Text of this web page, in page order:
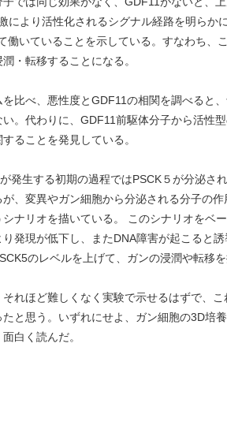
により活性化されるシグナル経路を明らか
働いていることを示している。すなわち、
・転移することになる。
比べ、悪性度とGDF11の相関を調べると
。代わりに、GDF11前駆体分子から活性
ることを発見している。
発生する初期の過程ではPSCK５が分泌さ
、変異やガン細胞から分泌される分子の
ナリオを描いている。 このシナリオをベ
発現が低下し、またDNA障害が起こると
のレベルを上げて、ガンの浸潤や転移
れほど難しくなく実験で示せるはずで、
と思う。いずれにせよ、ガン細胞の3D培
白く読んだ。